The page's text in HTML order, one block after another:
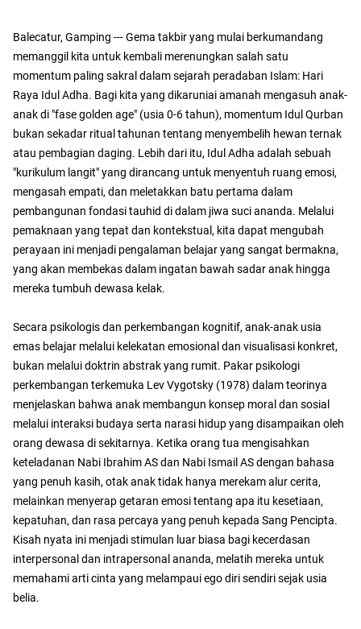
Balecatur, Gamping --- Gema takbir yang mulai berkumandang
memanggil kita untuk kembali merenungkan salah satu
momentum paling sakral dalam sejarah peradaban Islam: Hari
Raya Idul Adha. Bagi kita yang dikaruniai amanah mengasuh anak-
anak di "fase golden age" (usia 0-6 tahun), momentum Idul Qurban
bukan sekadar ritual tahunan tentang menyembelih hewan ternak
atau pembagian daging. Lebih dari itu, Idul Adha adalah sebuah
"kurikulum langit" yang dirancang untuk menyentuh ruang emosi,
mengasah empati, dan meletakkan batu pertama dalam
pembangunan fondasi tauhid di dalam jiwa suci ananda. Melalui
pemaknaan yang tepat dan kontekstual, kita dapat mengubah
perayaan ini menjadi pengalaman belajar yang sangat bermakna,
yang akan membekas dalam ingatan bawah sadar anak hingga
mereka tumbuh dewasa kelak.
​Secara psikologis dan perkembangan kognitif, anak-anak usia
emas belajar melalui kelekatan emosional dan visualisasi konkret,
bukan melalui doktrin abstrak yang rumit. Pakar psikologi
perkembangan terkemuka Lev Vygotsky (1978) dalam teorinya
menjelaskan bahwa anak membangun konsep moral dan sosial
melalui interaksi budaya serta narasi hidup yang disampaikan oleh
orang dewasa di sekitarnya. Ketika orang tua mengisahkan
keteladanan Nabi Ibrahim AS dan Nabi Ismail AS dengan bahasa
yang penuh kasih, otak anak tidak hanya merekam alur cerita,
melainkan menyerap getaran emosi tentang apa itu kesetiaan,
kepatuhan, dan rasa percaya yang penuh kepada Sang Pencipta.
Kisah nyata ini menjadi stimulan luar biasa bagi kecerdasan
interpersonal dan intrapersonal ananda, melatih mereka untuk
memahami arti cinta yang melampaui ego diri sendiri sejak usia
belia.